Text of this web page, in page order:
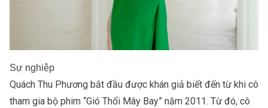
Sự nghiệp
Quách Thu Phương bắt đầu được khán giả biết đến từ khi cô
tham gia bộ phim “Gió Thổi Mây Bay” năm 2011. Từ đó, cô